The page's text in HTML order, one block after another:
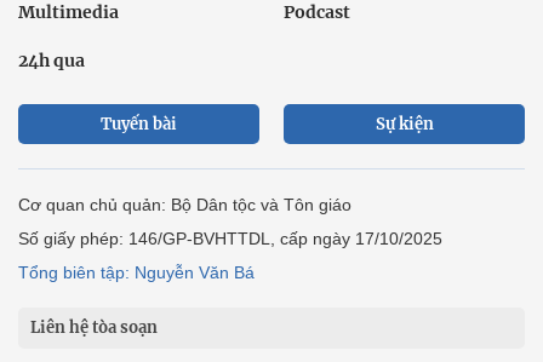
Multimedia Podcast
24h qua
Tuyến bài Sự kiện
Cơ quan chủ quản: Bộ Dân tộc và Tôn giáo
Số giấy phép: 146/GP-BVHTTDL, cấp ngày 17/10/2025
Tổng biên tập: Nguyễn Văn Bá
Liên hệ tòa soạn